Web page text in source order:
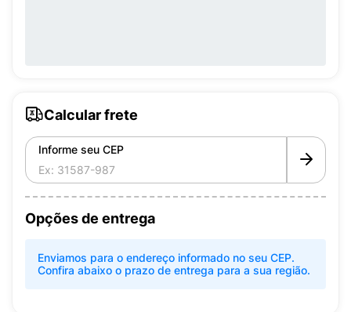
Calcular frete
Informe seu CEP
Opções de entrega
Enviamos para o endereço informado no seu CEP.
Confira abaixo o prazo de entrega para a sua região.